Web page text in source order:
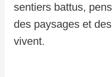
sentiers battus,
des paysages et
vivent.